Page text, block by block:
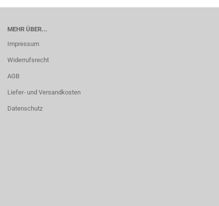
MEHR ÜBER...
Impressum
Widerrufsrecht
AGB
Liefer- und Versandkosten
Datenschutz